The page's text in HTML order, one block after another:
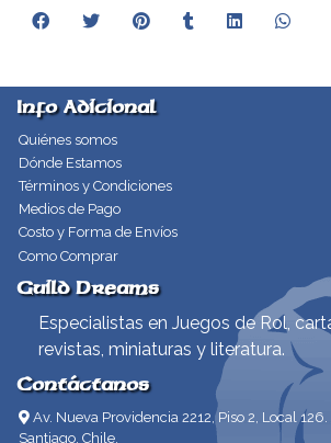
Info Adicional
Quiénes somos
Dónde Estamos
Términos y Condiciones
Medios de Pago
Costo y Forma de Envíos
Como Comprar
Guild Dreams
Especialistas en Juegos de Rol,
revistas, miniaturas y literatura.
Contáctanos
Av. Nueva Providencia 2212, Piso 2, Local 126.
Santiago, Chile.